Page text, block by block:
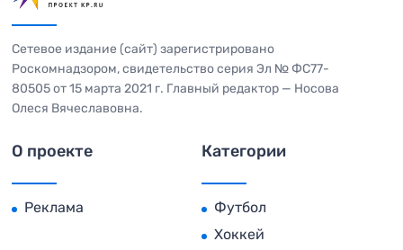
Сетевое издание (сайт) зарегистрировано
Роскомнадзором, свидетельство серия Эл № ФС77-
80505 от 15 марта 2021 г. Главный редактор — Носова
Олеся Вячеславовна.
О проекте
Реклама
Категории
Футбол
Хоккей